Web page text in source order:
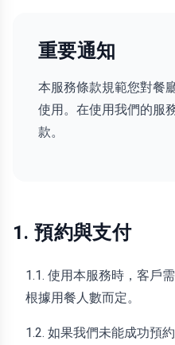
重要通知
本服務條款規範您對餐
使用。在使用我們的服
款。
1. 預約與支付
1.1. 使用本服務時，客戶
根據用餐人數而定。
1.2. 如果我們未能成功預